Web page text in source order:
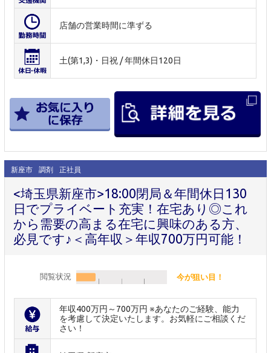
店舗の営業時間に準ずる
土(第1,3)・日祝 / 年間休日120日
新座市 調剤 正社員
<埼玉県新座市>18:00閉局＆年間休日130
日でプライベート充実！在宅あり◎これ
から需要の高まる在宅に興味のある方、
必見です♪＜高年収＞年収700万円可能！
閲覧状況 今が狙い目！
年収400万円～700万円 ※あなたのご経験、能力
を考慮して決定いたします。お気軽にご相談くだ
さい！